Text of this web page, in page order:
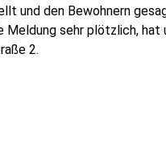
und den Bewohnern
Meldung sehr plötzlich, hat
2.